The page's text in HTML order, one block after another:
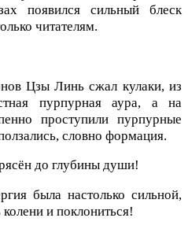
появился сильный блеск
читателям.
Цзы Линь сжал кулаки, из
пурпурная аура, а на
проступили пурпурные
словно формация.
до глубины души!
была настолько сильной,
и поклониться!